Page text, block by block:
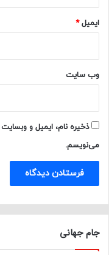
ایمیل*
وب‌ سایت
ذخیره نام، ایمیل و
می‌نویسم.
جام جهانی